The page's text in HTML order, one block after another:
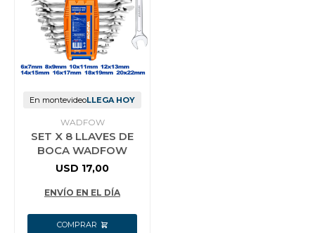
En montevideoLLEGA HOY
WADFOW
SET X 8 LLAVES DE
BOCA WADFOW
USD 17,00
ENVÍO EN EL DÍA